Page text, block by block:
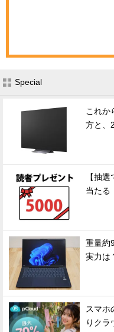
Special
これか
方と、
【抽
当たる
重量約
実力は
スマホ
りクラ